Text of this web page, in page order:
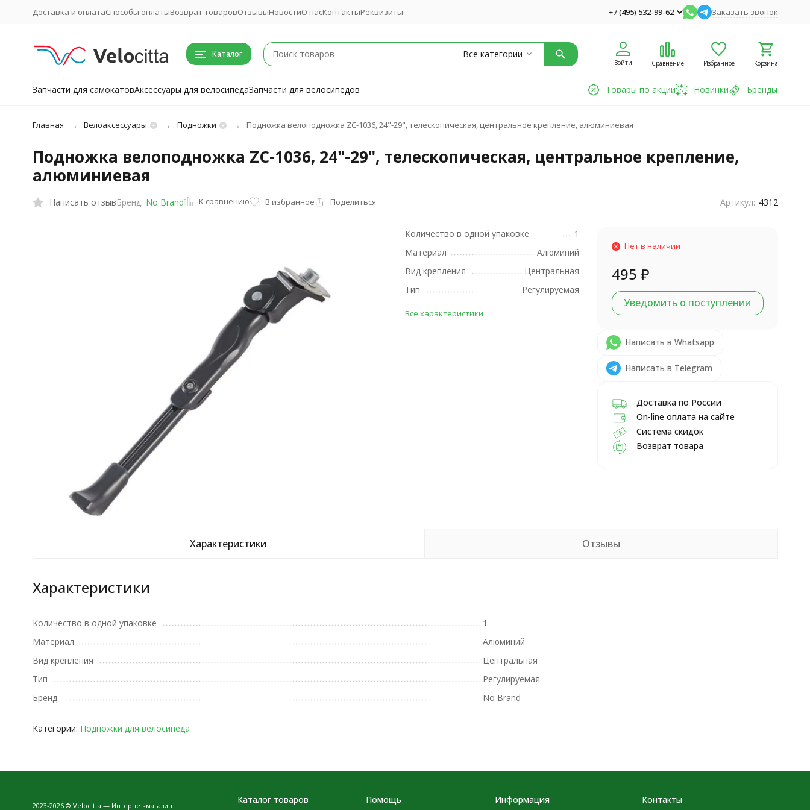
Доставка и оплатаСпособы оплатыВозврат товаровОтзывыНовостиО насКонтактыРеквизиты +7 (495) 532-99-62 Заказать звонок
Каталог Все категории
Войти Сравнение Избранное Корзина
Запчасти для самокатовАксессуары для велосипедаЗапчасти для велосипедов Товары по акции Новинки Бренды
Главная Велоаксессуары Подножки Подножка велоподножка ZC-1036, 24"-29", телескопическая, центральное крепление, алюминиевая
Подножка велоподножка ZC-1036, 24"-29", телескопическая, центральное крепление,
алюминиевая
Написать отзывБренд: No Brand К сравнению В избранное Поделиться Артикул: 4312
Количество в одной упаковке
1
Материал
Алюминий
Вид крепления
Центральная
Тип
Регулируемая
Все характеристики
Нет в наличии
495 ₽
Уведомить о поступлении
Написать в Whatsapp
Написать в Telegram
Доставка по России
On-line оплата на сайте
Система скидок
Возврат товара
Характеристики Отзывы
Характеристики
Количество в одной упаковке
1
Материал
Алюминий
Вид крепления
Центральная
Тип
Регулируемая
Бренд
No Brand
Категории: Подножки для велосипеда
2023-2026 © Velocitta — Интернет-магазин
Каталог товаров Помощь Информация Контакты